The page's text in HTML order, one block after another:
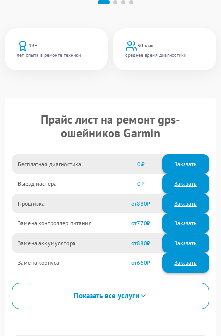
13+
лет опыта в ремонте техники
30 мин
среднее время диагностики
Прайс лист на ремонт gps-
ошейников Garmin
Бесплатная диагностика 0 Заказать
Выезд мастера 0 Заказать
Прошивка 880
Замена контроллер питания 770
Замена аккумулятора 880
Замена корпуса 660
Показать все услуги